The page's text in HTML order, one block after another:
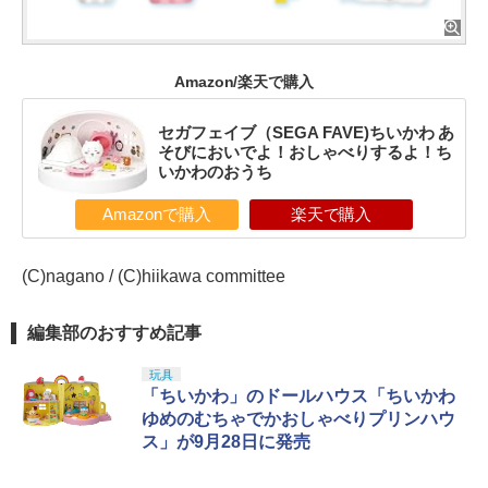
Amazon/楽天で購入
セガフェイブ（SEGA FAVE)ちいかわ あ
そびにおいでよ！おしゃべりするよ！ち
いかわのおうち
Amazonで購入 楽天で購入
(C)nagano / (C)hiikawa committee
編集部のおすすめ記事
玩具
「ちいかわ」のドールハウス「ちいかわ
ゆめのむちゃでかおしゃべりプリンハウ
ス」が9月28日に発売